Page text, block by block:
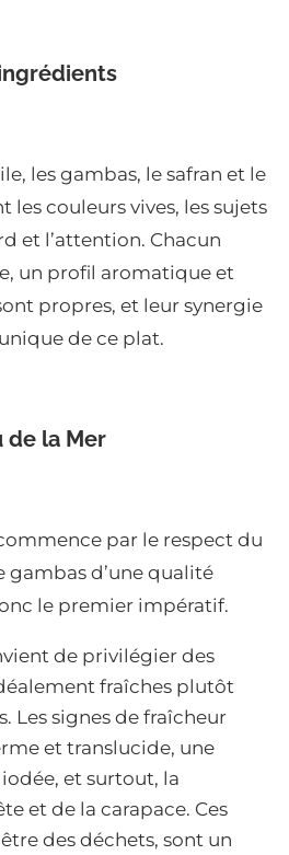
les gambas, le safran et le
les couleurs vives, les sujets
et l’attention. Chacun
un profil aromatique et
propres, et leur synergie
de ce plat.
de la Mer
par le respect du
gambas d’une qualité
le premier impératif.
de privilégier des
fraîches plutôt
Les signes de fraîcheur
et translucide, une
et surtout, la
et de la carapace. Ces
des déchets, sont un